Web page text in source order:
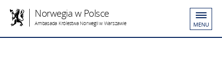
Norwegia w Polsce
Ambasada Królestwa Norwegii w Warszawie MENU